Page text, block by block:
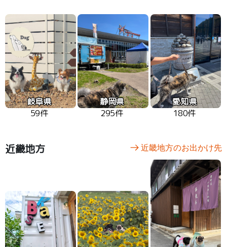
岐阜県
59件
静岡県
295件
愛知県
180件
近畿地方 近畿地方のお出かけ先